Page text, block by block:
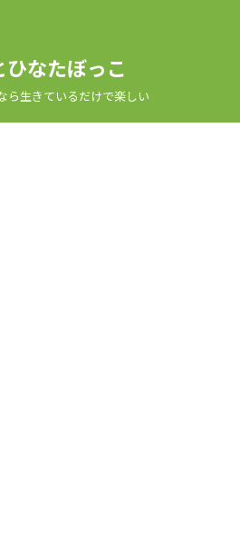
ひなたぼっこ
ら生きているだけで楽しい